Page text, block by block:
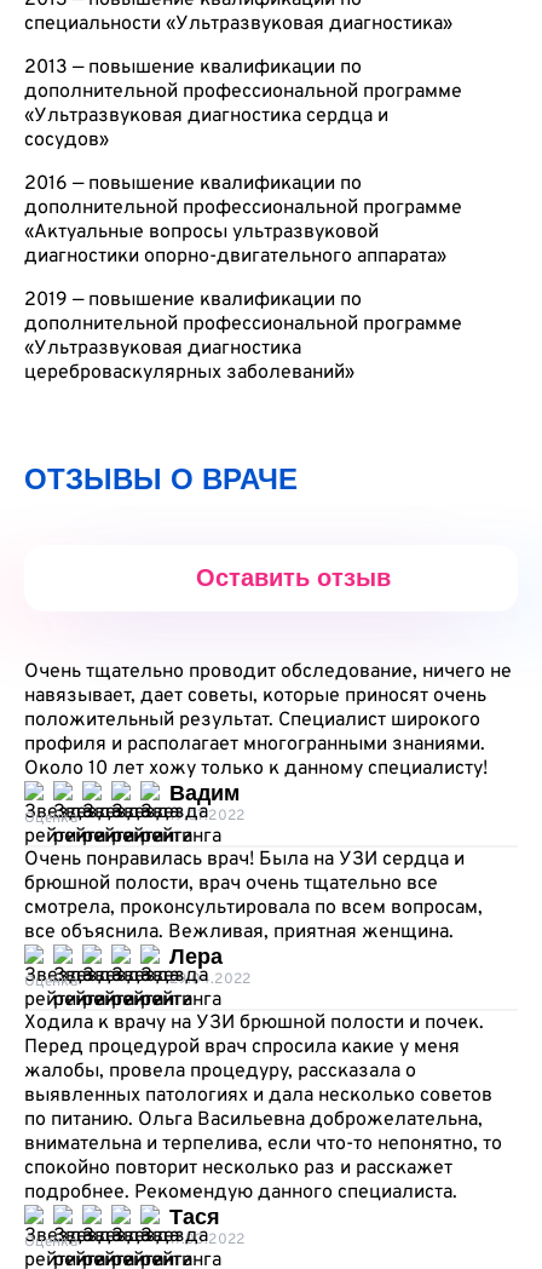
специальности «Ультразвуковая диагностика»
2013 — повышение квалификации по
дополнительной профессиональной программе
«Ультразвуковая диагностика сердца и
сосудов»
2016 — повышение квалификации по
дополнительной профессиональной программе
«Актуальные вопросы ультразвуковой
диагностики опорно-двигательного аппарата»
2019 — повышение квалификации по
дополнительной профессиональной программе
«Ультразвуковая диагностика
цереброваскулярных заболеваний»
ОТЗЫВЫ О ВРАЧЕ
Очень тщательно проводит обследование, ничего не
навязывает, дает советы, которые приносят очень
положительный результат. Специалист широкого
профиля и располагает многогранными знаниями.
Около 10 лет хожу только к данному специалисту!
Оценка
Вадим
19.07.2022
Очень понравилась врач! Была на УЗИ сердца и
брюшной полости, врач очень тщательно все
смотрела, проконсультировала по всем вопросам,
все объяснила. Вежливая, приятная женщина.
Оценка
Лера
29.04.2022
Ходила к врачу на УЗИ брюшной полости и почек.
Перед процедурой врач спросила какие у меня
жалобы, провела процедуру, рассказала о
выявленных патологиях и дала несколько советов
по питанию. Ольга Васильевна доброжелательна,
внимательна и терпелива, если что-то непонятно, то
спокойно повторит несколько раз и расскажет
подробнее. Рекомендую данного специалиста.
Оценка
Тася
17.03.2022
Оставить отзыв